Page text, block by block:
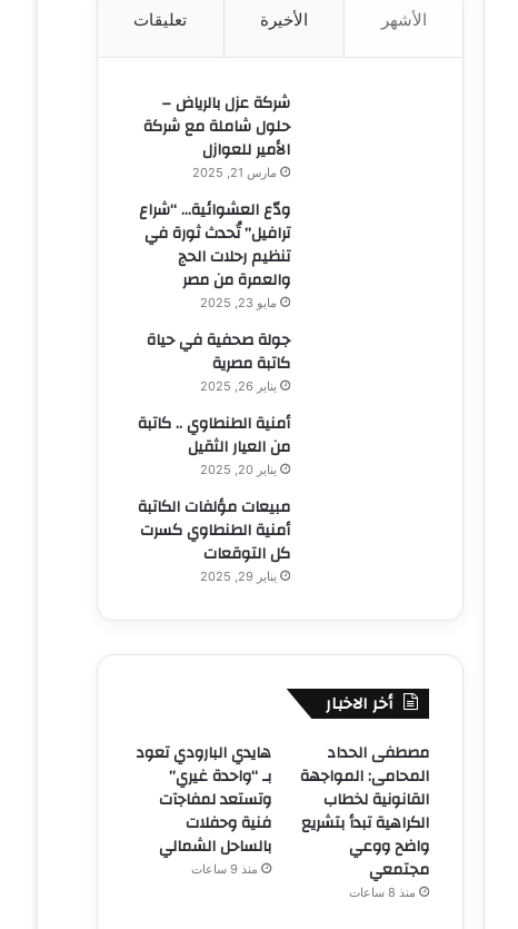
الأشهر الأخيرة تعليقات
شركة عزل بالرياض –
حلول شاملة مع شركة
الأمير للعوازل
مارس 21, 2025
ودّع العشوائية… “شراع
ترافيل” تُحدث ثورة في
تنظيم رحلات الحج
والعمرة من مصر
مايو 23, 2025
جولة صحفية في حياة
كاتبة مصرية
يناير 26, 2025
أمنية الطنطاوي .. كاتبة
من العيار الثقيل
يناير 20, 2025
مبيعات مؤلفات الكاتبة
أمنية الطنطاوي كسرت
كل التوقعات
يناير 29, 2025
أخر الاخبار
مصطفى الحداد
المحامى: المواجهة
القانونية لخطاب
الكراهية تبدأ بتشريع
واضح ووعي
مجتمعي
منذ 8 ساعات
هايدي البارودي تعود
بـ “واحدة غيري”
وتستعد لمفاجآت
فنية وحفلات
بالساحل الشمالي
منذ 9 ساعات